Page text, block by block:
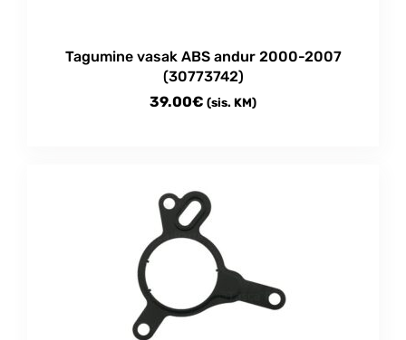
Tagumine vasak ABS andur 2000-2007
(30773742)
39.00€ (sis. KM)